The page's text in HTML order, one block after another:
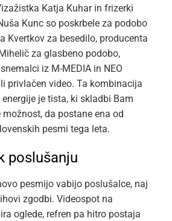
Katja Kuhar in frizerki
Kunc so poskrbele za podobo
Kvertkov za besedilo, producenta
za glasbeno podobo,
iz M-MEDIA in NEO
privlačen video. Ta kombinacija
je tista, ki skladbi Bam
možnost, da postane ena od
pesmi tega leta.
poslušanju
pesmijo vabijo poslušalce, naj
zgodbi. Videospot na
oglede, refren pa hitro postaja